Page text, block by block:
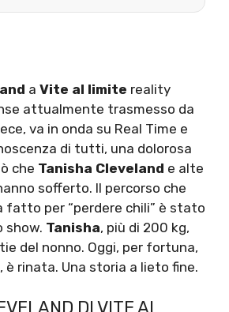
a Vite al limite reality
attualmente trasmesso da
va in onda su Real Time e
di tutti, una dolorosa
che Tanisha Cleveland e alte
sofferto. Il percorso che
fatto per “perdere chili” è stato
show. Tanisha, più di 200 kg,
del nonno. Oggi, per fortuna,
rinata. Una storia a lieto fine.
DI VITE AL